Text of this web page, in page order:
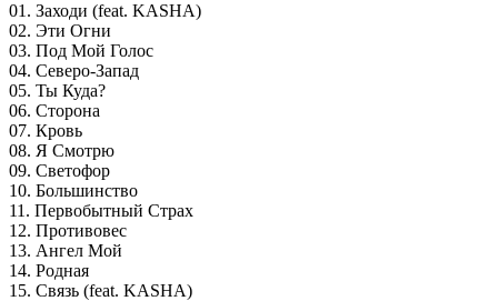
01. Заходи (feat. KASHA)
02. Эти Огни
03. Под Мой Голос
04. Северо-Запад
05. Ты Куда?
06. Сторона
07. Кровь
08. Я Смотрю
09. Светофор
10. Большинство
11. Первобытный Страх
12. Противовес
13. Ангел Мой
14. Родная
15. Связь (feat. KASHA)